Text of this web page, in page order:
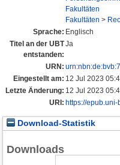
Fakultäten
Fakultäten >
Sprache: Englisch
Titel an der UBT
entstanden:
Ja
URN:
Eingestellt am: 12 Jul 2023
Letzte Änderung: 12 Jul 2023
URI: https://
Download-Statistik
Downloads